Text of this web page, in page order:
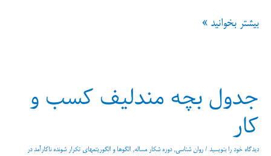
ساده
سازی
مساله
این
بیشتر بخوانید »
جدول بچه مندلیف کسب و
کار
دیدگاه‌ خود را بنویسید / روان شناسی,دوره شکار مساله, الگوها و الگوریتمهای تکرار شونده ناکارآمد در